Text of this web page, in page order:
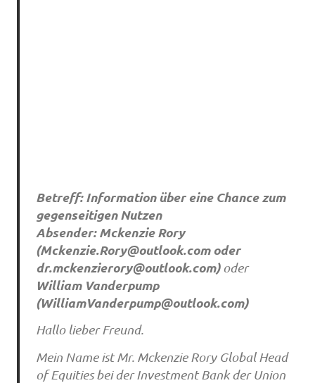
Betreff: Information über eine Chance zum
gegenseitigen Nutzen
Absender: Mckenzie Rory
(Mckenzie.Rory@outlook.comoder
dr.mckenzierory@outlook.com) oder
William Vanderpump
(WilliamVanderpump@outlook.com)
Hallo lieber Freund.
Mein Name ist Mr. Mckenzie Rory Global Head
of Equities bei der Investment Bank der Union